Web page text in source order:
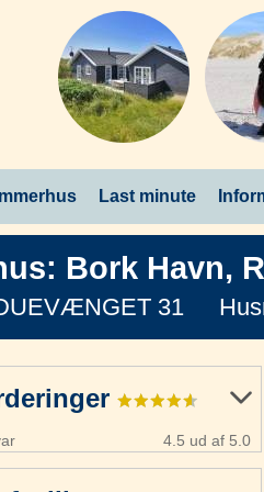
Last minute
Bork Havn,
31
4.5 ud af 5.0